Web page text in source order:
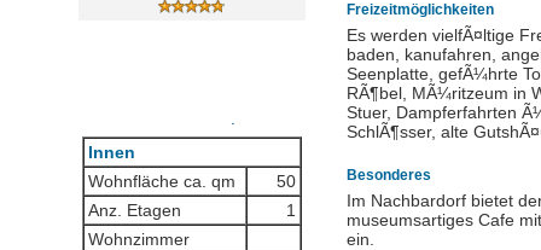
Innen
Wohnfläche ca. qm
50
Anz. Etagen
1
Wohnzimmer
Freizeitmöglichkeiten
Es werden vielfÃ¤ltige
baden, kanufahren,
Seenplatte, gefÃ¼hrte
RÃ¶bel, MÃ¼ritzeum in
Stuer, Dampferfahrten
SchlÃ¶sser, alte
Besonderes
Im Nachbardorf bietet
museumsartiges Cafe
ein.